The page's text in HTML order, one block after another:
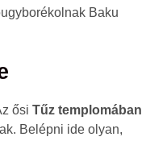
ősi Tűz templomában
Belépni ide olyan,